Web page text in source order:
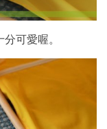
可愛喔。